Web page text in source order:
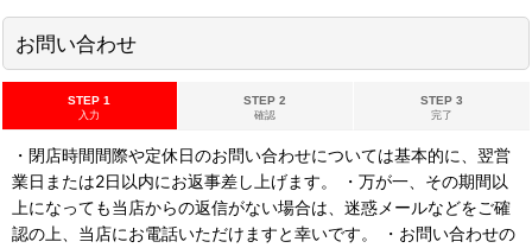
お問い合わせ
STEP 1
入力
STEP 2
確認
STEP 3
完了
・閉店時間間際や定休日のお問い合わせについては基本的に、翌営
業日または2日以内にお返事差し上げます。 ・万が一、その期間以
上になっても当店からの返信がない場合は、迷惑メールなどをご確
認の上、当店にお電話いただけますと幸いです。 ・お問い合わせの